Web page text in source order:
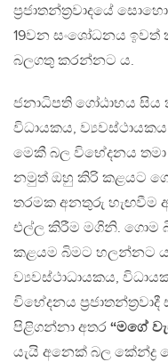
ප්‍රජාතන්ත්‍රවාදයේ
19වන සංශෝධනය
බලගතු කරන්නට ය.
ජනාධිපති ගෝඨාභය සිය
විධායකය,
මෙකී බල විභේදනය
නමුත් ඔහු කිරි කළයට
තරමක අනතුරු හැඟවීම
එල්ල කිරීම මගිනි. ගොම
කළයම බිමට හලන්නට
ව්‍යවස්ථාධායකය,
විභේදනය
පිළිගන්නා අතර “මගේ
යැයි අනෙක් බල කේන්ද්‍ර